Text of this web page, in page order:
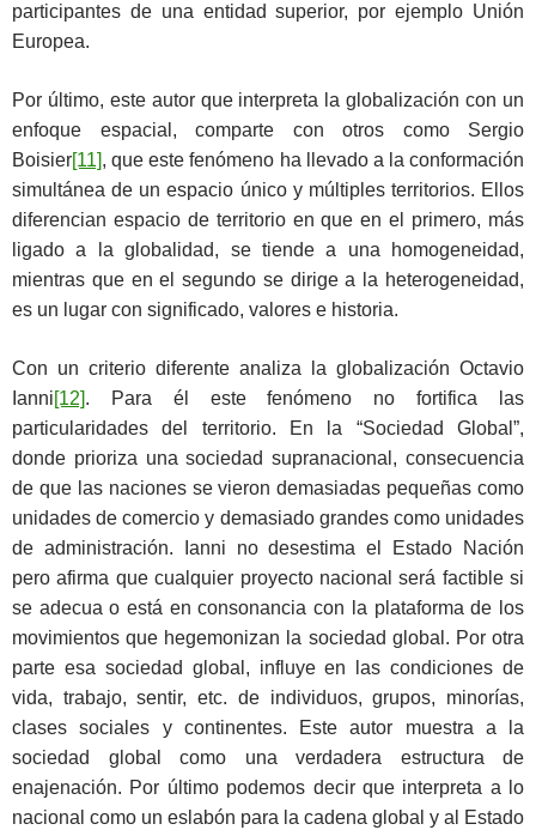
participantes de una entidad superior, por ejemplo Unión
Europea.
Por último, este autor que interpreta la globalización con un
enfoque espacial, comparte con otros como Sergio
Boisier[11], que este fenómeno ha llevado a la conformación
simultánea de un espacio único y múltiples territorios. Ellos
diferencian espacio de territorio en que en el primero, más
ligado a la globalidad, se tiende a una homogeneidad,
mientras que en el segundo se dirige a la heterogeneidad,
es un lugar con significado, valores e historia.
Con un criterio diferente analiza la globalización Octavio
Ianni[12]. Para él este fenómeno no fortifica las
particularidades del territorio. En la “Sociedad Global”,
donde prioriza una sociedad supranacional, consecuencia
de que las naciones se vieron demasiadas pequeñas como
unidades de comercio y demasiado grandes como unidades
de administración. Ianni no desestima el Estado Nación
pero afirma que cualquier proyecto nacional será factible si
se adecua o está en consonancia con la plataforma de los
movimientos que hegemonizan la sociedad global. Por otra
parte esa sociedad global, influye en las condiciones de
vida, trabajo, sentir, etc. de individuos, grupos, minorías,
clases sociales y continentes. Este autor muestra a la
sociedad global como una verdadera estructura de
enajenación. Por último podemos decir que interpreta a lo
nacional como un eslabón para la cadena global y al Estado